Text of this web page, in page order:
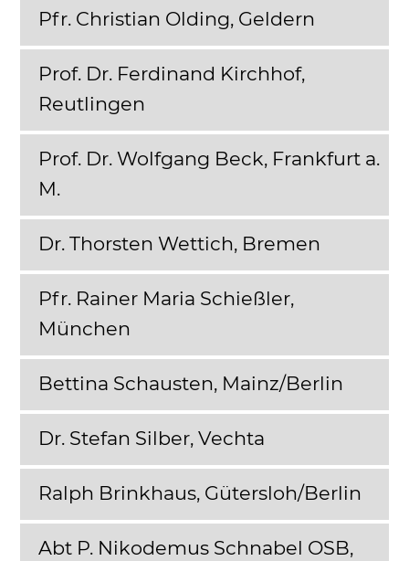
Pfr. Christian Olding, Geldern
Prof. Dr. Ferdinand Kirchhof,
Reutlingen
Prof. Dr. Wolfgang Beck, Frankfurt a.
M.
Dr. Thorsten Wettich, Bremen
Pfr. Rainer Maria Schießler,
München
Bettina Schausten, Mainz/Berlin
Dr. Stefan Silber, Vechta
Ralph Brinkhaus, Gütersloh/Berlin
Abt P. Nikodemus Schnabel OSB,